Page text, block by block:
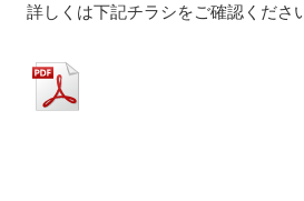
詳しくは下記チラシをご確認くださ